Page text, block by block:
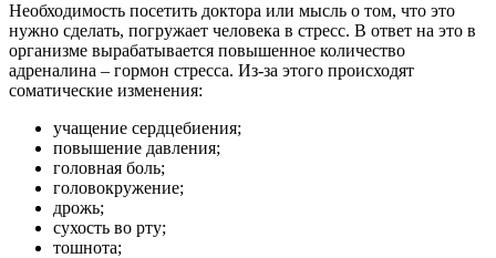
Необходимость посетить доктора или мысль о том, что это
нужно сделать, погружает человека в стресс. В ответ на это в
организме вырабатывается повышенное количество
адреналина – гормон стресса. Из-за этого происходят
соматические изменения:
учащение сердцебиения;
повышение давления;
головная боль;
головокружение;
дрожь;
сухость во рту;
тошнота;